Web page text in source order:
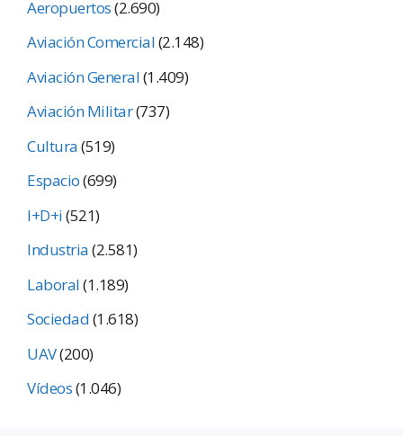
Aeropuertos(2.690)
Aviación Comercial(2.148)
Aviación General(1.409)
Aviación Militar(737)
Cultura(519)
Espacio(699)
I+D+i(521)
Industria(2.581)
Laboral(1.189)
Sociedad(1.618)
UAV(200)
Vídeos(1.046)